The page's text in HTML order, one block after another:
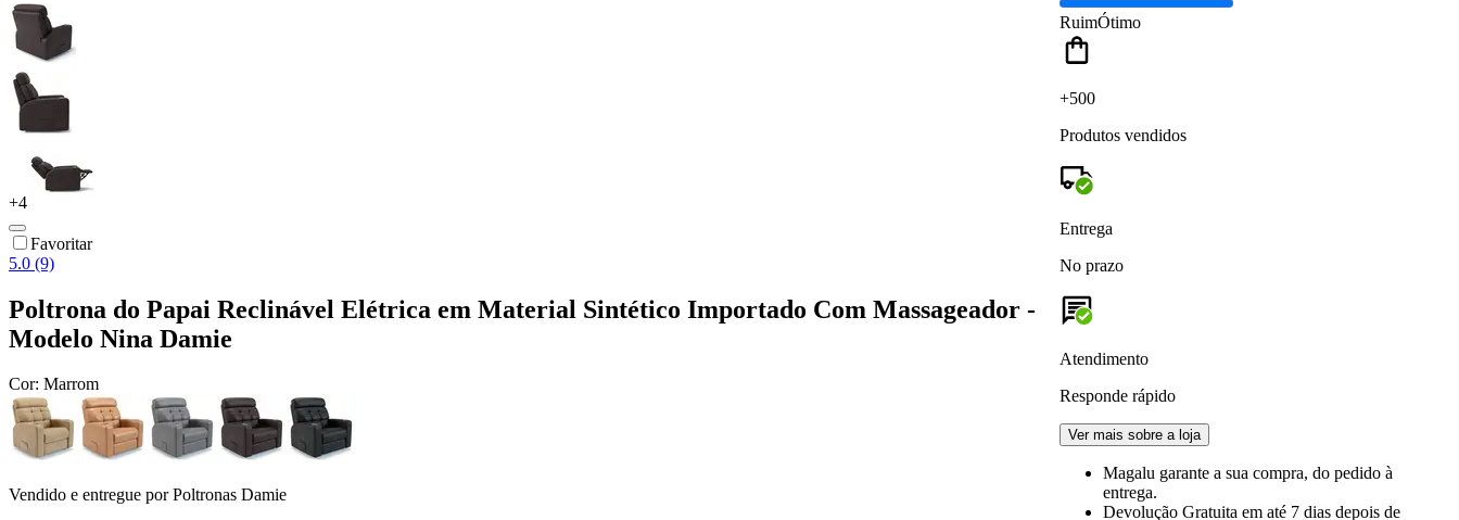
+4
Favoritar
5.0 (9)
Poltrona do Papai Reclinável Elétrica em Material Sintético Importado Com Massageador -
Modelo Nina Damie
Cor: Marrom
Vendido e entregue por Poltronas Damie
RuimÓtimo
+500
Produtos vendidos
Entrega
No prazo
Atendimento
Responde rápido
Ver mais sobre a loja
Magalu garante a sua compra, do pedido à
entrega.
Devolução Gratuita em até 7 dias depois de